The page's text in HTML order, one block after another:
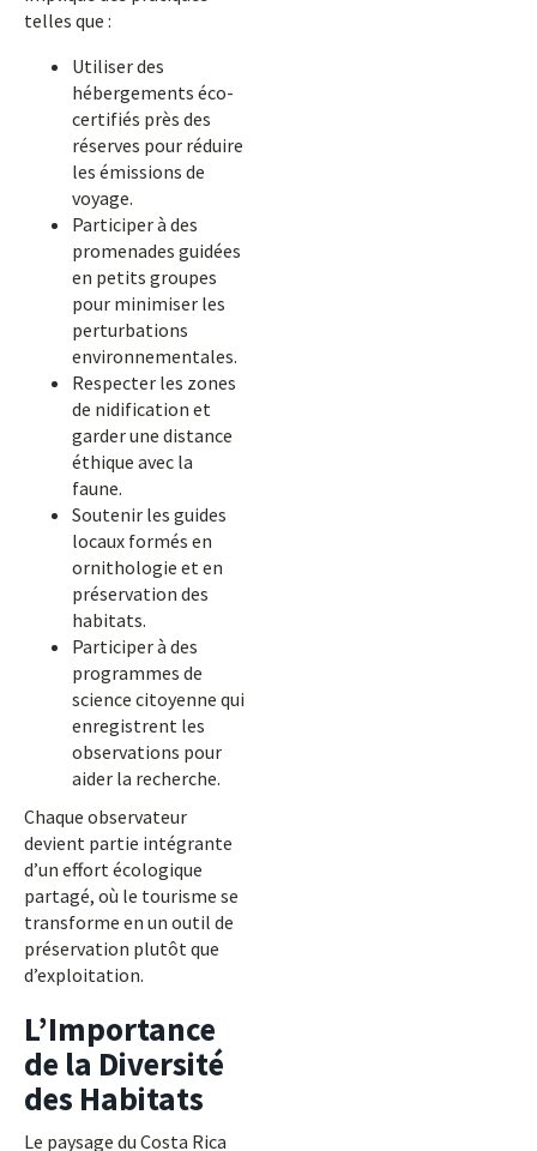
telles que :
Utiliser des
hébergements éco-
certifiés près des
réserves pour réduire
les émissions de
voyage.
Participer à des
promenades guidées
en petits groupes
pour minimiser les
perturbations
environnementales.
Respecter les zones
de nidification et
garder une distance
éthique avec la
faune.
Soutenir les guides
locaux formés en
ornithologie et en
préservation des
habitats.
Participer à des
programmes de
science citoyenne qui
enregistrent les
observations pour
aider la recherche.
Chaque observateur
devient partie intégrante
d’un effort écologique
partagé, où le tourisme se
transforme en un outil de
préservation plutôt que
d’exploitation.
L’Importance
de la Diversité
des Habitats
Le paysage du Costa Rica